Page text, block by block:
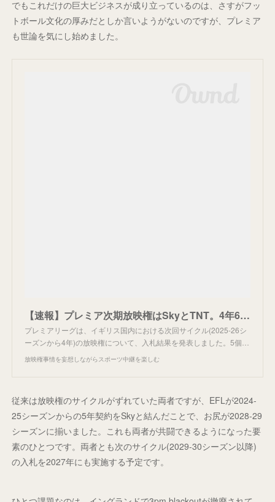
でもこれだけの巨大ビジネスが成り立っているのは、さすがフッ
トボール文化の厚みだとしか言いようがないのですが、プレミア
も世論を気にし始めました。
【速報】プレミア次期放映権はSkyとTNT。4年67億ポンド。
プレミアリーグは、イギリス国内における次回サイクル(2025-26シ
ーズンから4年)の放映権について、入札結果を発表しました。5個…
放映権事情を妄想しながらスポーツ中継を楽しむ
従来は放映権のサイクルがずれていた両者ですが、EFLが2024-
25シーズンからの5年契約をSkyと結んだことで、お尻が2028-29
シーズンに揃いました。これも両者が共闘できるようになった要
素のひとつです。両者とも次のサイクル(2029-30シーズン以降)
の入札を2027年にも実施する予定です。